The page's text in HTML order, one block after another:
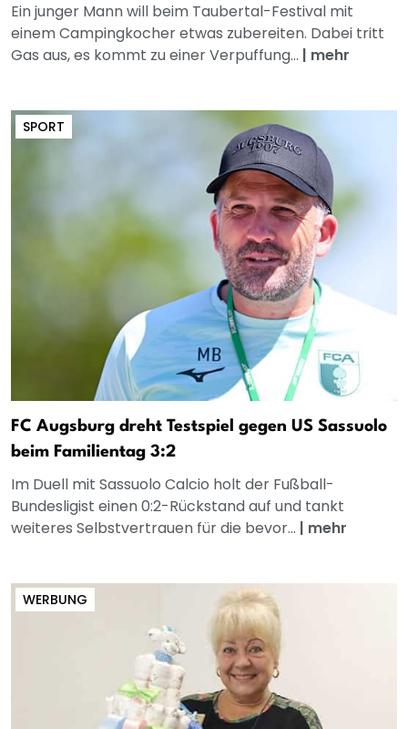
Ein junger Mann will beim Taubertal-Festival mit
einem Campingkocher etwas zubereiten. Dabei tritt
Gas aus, es kommt zu einer Verpuffung... | mehr
SPORT
FC Augsburg dreht Testspiel gegen US Sassuolo
beim Familientag 3:2
Im Duell mit Sassuolo Calcio holt der Fußball-
Bundesligist einen 0:2-Rückstand auf und tankt
weiteres Selbstvertrauen für die bevor... | mehr
WERBUNG